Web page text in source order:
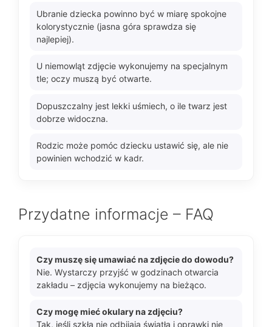
Ubranie dziecka powinno być w miarę spokojne
kolorystycznie (jasna góra sprawdza się
najlepiej).
U niemowląt zdjęcie wykonujemy na specjalnym
tle; oczy muszą być otwarte.
Dopuszczalny jest lekki uśmiech, o ile twarz jest
dobrze widoczna.
Rodzic może pomóc dziecku ustawić się, ale nie
powinien wchodzić w kadr.
Przydatne informacje – FAQ
Czy muszę się umawiać na zdjęcie do dowodu?
Nie. Wystarczy przyjść w godzinach otwarcia
zakładu – zdjęcia wykonujemy na bieżąco.
Czy mogę mieć okulary na zdjęciu?
Tak, jeśli szkła nie odbijają światła i oprawki nie